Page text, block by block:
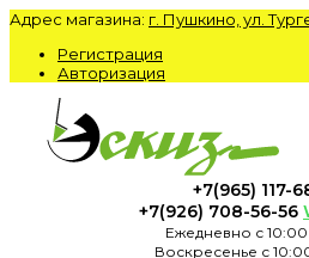
Адрес магазина: г. Пушкино, ул.
Регистрация
Авторизация
+7(965) 117-
+7(926) 708-56-56
Ежедневно с 10:00
Воскресенье с